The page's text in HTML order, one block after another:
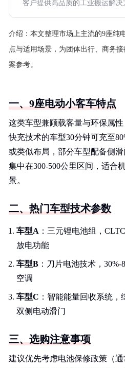
客户提供高品质的工业搬运解决
介绍： 本文整理市场上主流的9座纯
点与适用场景，为团体出行、商务
案参考。
一、9座电动小客车特点
这类车型兼顾载客量与环保属
快充技术的车型30分钟可充至
或类似布局，部分车型配备侧
集中在300-500公里区间，适合
景。
二、热门车型技术参数
车型A ：三元锂电池组，
放电功能
车型B ：刀片电池技术，
空调
车型C ：智能能量回收系统
双侧电动滑门
三、选购注意事项
建议优先考虑电池保修政策（